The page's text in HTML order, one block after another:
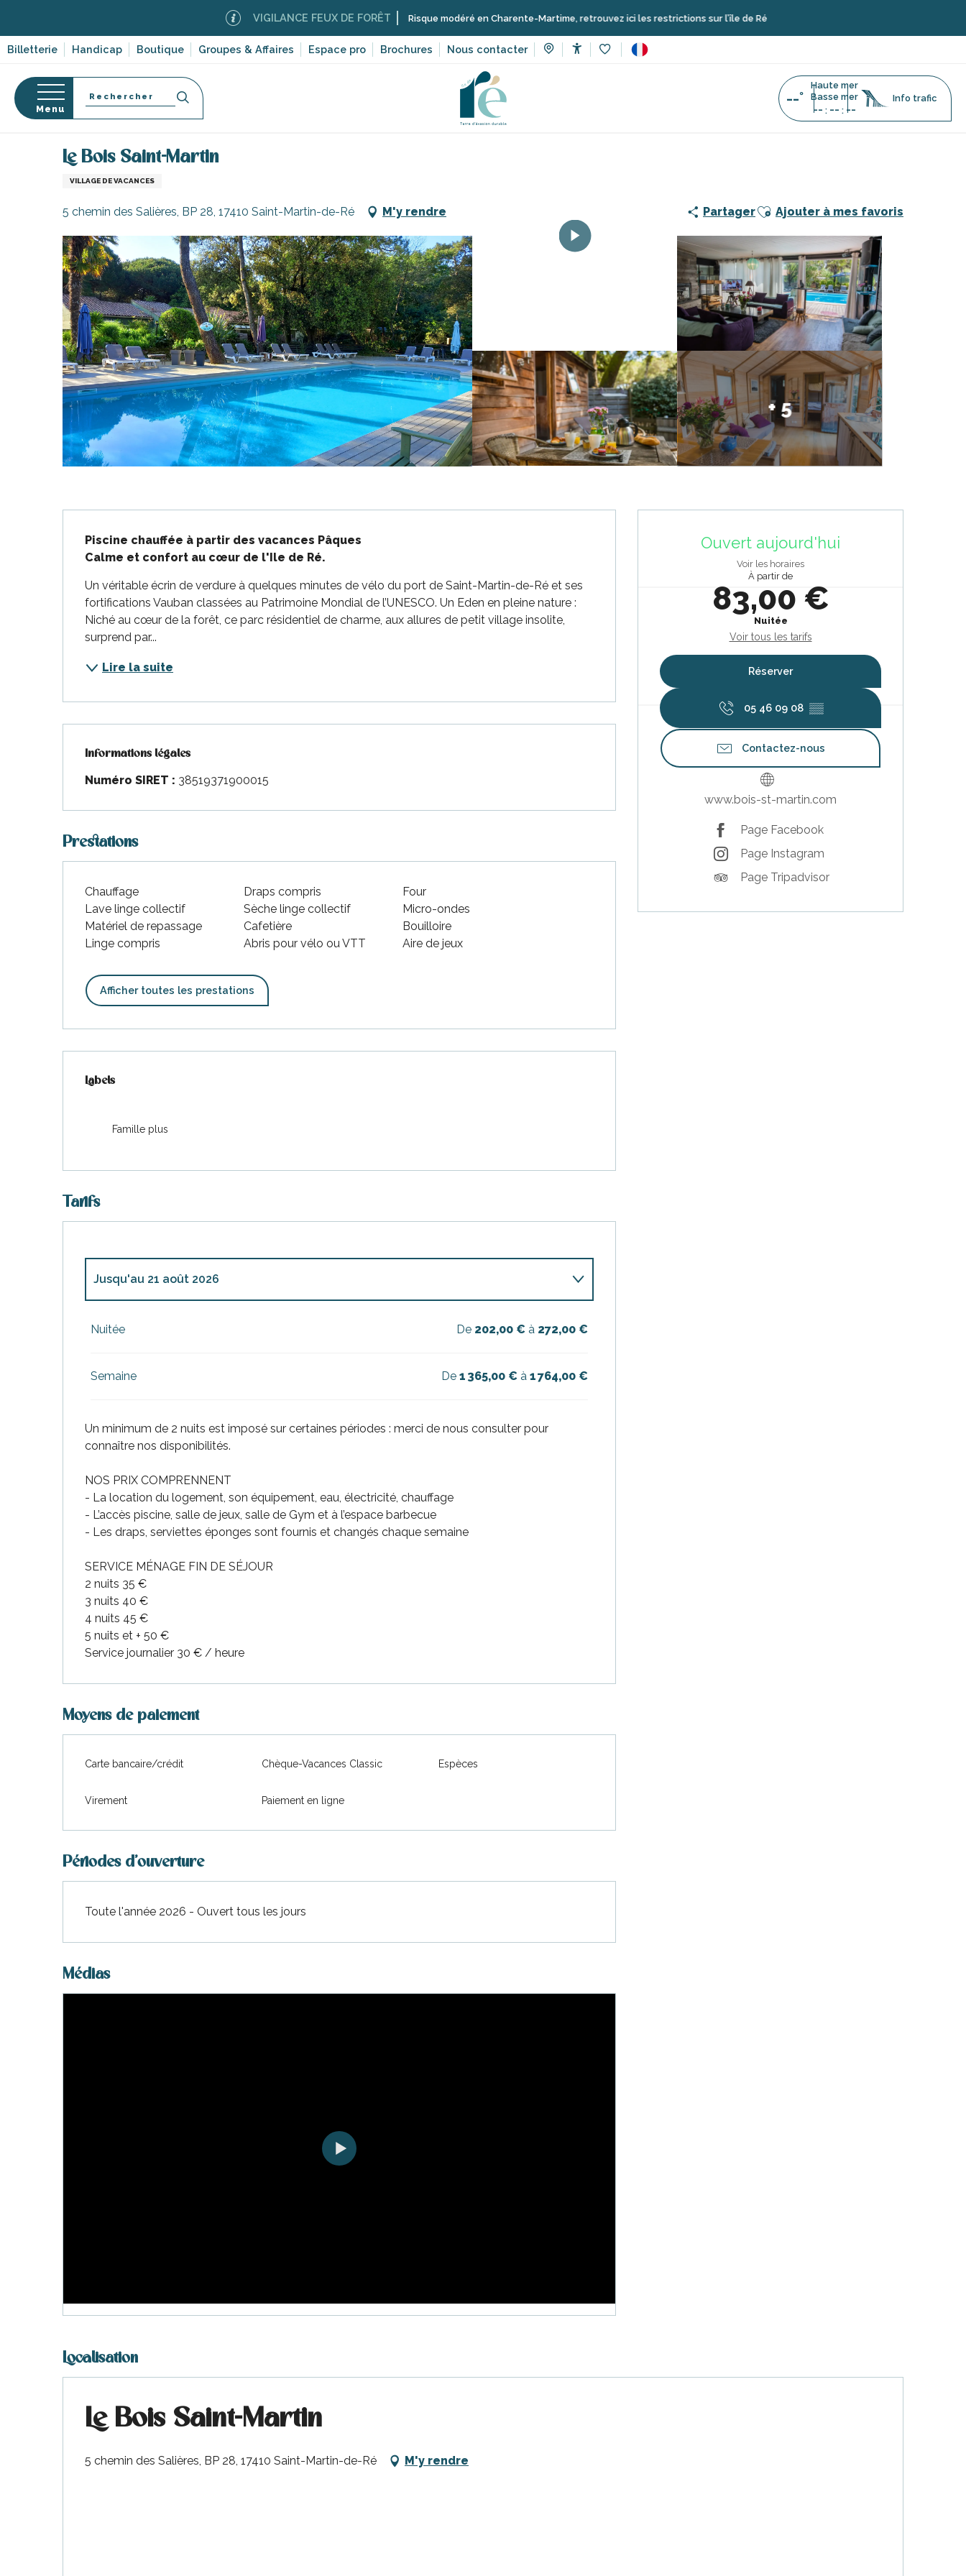
contenu
Billetterie Handicap Boutique Groupes & Affaires Espace pro Brochures Nous contacter
VIGILANCE FEUX DE FORÊT Risque modéré en Charente-Martime, retrouvez ici les restrictions sur l’île de Ré
Clément-
Marie-de-Ré
Menu
Recherche --°
Haute mer
Basse mer
-- : -- : --
Info trafic
Accueil Les villages vacances sur l’île de Ré
Le Bois Saint-Martin
VILLAGE DE VACANCES
5 chemin des Salières, BP 28, 17410 Saint-Martin-de-Ré M'y rendre PartagerAjouter aux favoris
Ajouter à mes favoris
+ 5
Ouvert aujourd'hui
Voir les horaires
À partir de
83,00 €
Nuitée
Voir tous les tarifs
Réserver
05 46 09 08 ▒▒
Contactez-nous
www.bois-st-martin.com
Page Facebook
Page Instagram
Page Tripadvisor
Piscine chauffée à partir des vacances Pâques
Calme et confort au cœur de l'Ile de Ré.
Un véritable écrin de verdure à quelques minutes de vélo du port de Saint-Martin-de-Ré et ses
fortifications Vauban classées au Patrimoine Mondial de l’UNESCO. Un Eden en pleine nature :
Niché au cœur de la forêt, ce parc résidentiel de charme, aux allures de petit village insolite,
surprend par...
Lire la suite
Informations légales
Informations légales
Numéro SIRET : 38519371900015
Prestations
Chauffage Draps compris
Four
Lave linge collectif
Sèche linge collectif
Micro-ondes
Matériel de repassage
Cafetière
Bouilloire
Linge compris
Abris pour vélo ou VTT Aire de jeux
Afficher toutes les prestations
Labels
Labels
Famille plus
Tarifs
Du21 avril 2026au29 avril 2026
Du30 avril 2026au3 mai 2026
Du4 mai 2026au27 mai 2026
Du28 mai 2026au10 juillet 2026
Du11 juillet 2026
Jusqu'au 21 août 2026
Du22 août 2026au29 août 2026
Du22 septembre 2026au27 décembre 2026
Nuitée De 202,00 € à 272,00 €
Semaine De1 365,00 € à1 764,00 €
Un minimum de 2 nuits est imposé sur certaines périodes : merci de nous consulter pour
connaître nos disponibilités.
NOS PRIX COMPRENNENT
- La location du logement, son équipement, eau, électricité, chauffage
- L’accès piscine, salle de jeux, salle de Gym et à l’espace barbecue
- Les draps, serviettes éponges sont fournis et changés chaque semaine
SERVICE MÉNAGE FIN DE SÉJOUR
2 nuits 35 €
3 nuits 40 €
4 nuits 45 €
5 nuits et + 50 €
Service journalier 30 € / heure
Moyens de paiement
Carte bancaire/crédit Chèque-Vacances Classic Espèces
Virement Paiement en ligne
Périodes d'ouverture
Toute l'année 2026 - Ouvert tous les jours
Médias
Localisation
Le Bois Saint-Martin
5 chemin des Salières, BP 28, 17410 Saint-Martin-de-Ré M'y rendre